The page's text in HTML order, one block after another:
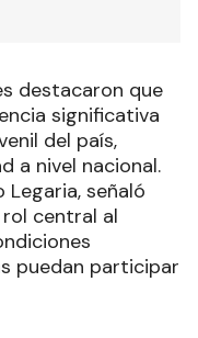
destacaron que
significativa
del país,
a nivel nacional.
Legaria, señaló
central al
puedan participar